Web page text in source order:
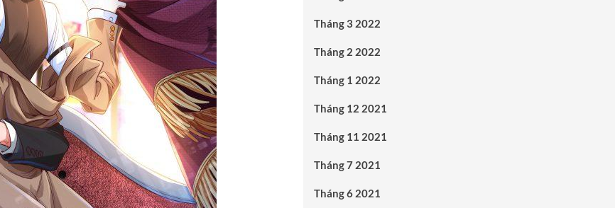
Tháng 3 2022
Tháng 2 2022
Tháng 1 2022
Tháng 12 2021
Tháng 11 2021
Tháng 7 2021
Tháng 6 2021